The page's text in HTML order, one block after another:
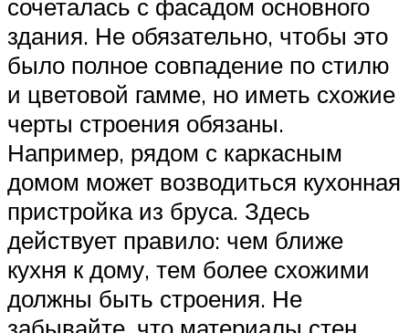
сочеталась с фасадом основного
здания. Не обязательно, чтобы это
было полное совпадение по стилю
и цветовой гамме, но иметь схожие
черты строения обязаны.
Например, рядом с каркасным
домом может возводиться кухонная
пристройка из бруса. Здесь
действует правило: чем ближе
кухня к дому, тем более схожими
должны быть строения. Не